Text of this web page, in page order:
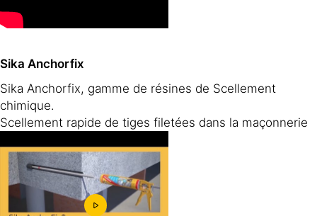
Sika Anchorfix
Sika Anchorfix, gamme de résines de Scellement
chimique.
Scellement rapide de tiges filetées dans la maçonnerie